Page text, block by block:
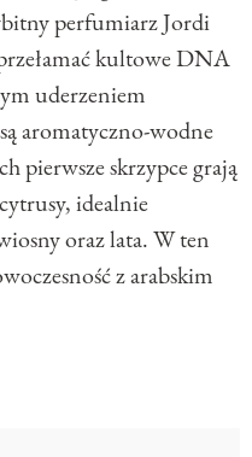
perfumiarz Jordi
kultowe DNA
uderzeniem
aromatyczno-wodne
pierwsze skrzypce grają
idealnie
oraz lata. W ten
z arabskim